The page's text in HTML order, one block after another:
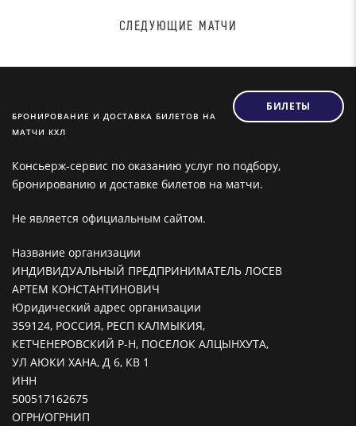
СЛЕДУЮЩИЕ МАТЧИ
БРОНИРОВАНИЕ И ДОСТАВКА БИЛЕТОВ НА
МАТЧИ КХЛ
БИЛЕТЫ
Консьерж-сервис по оказанию услуг по подбору,
бронированию и доставке билетов на матчи.
Не является официальным сайтом.
Название организации
ИНДИВИДУАЛЬНЫЙ ПРЕДПРИНИМАТЕЛЬ ЛОСЕВ
АРТЕМ КОНСТАНТИНОВИЧ
Юридический адрес организации
359124, РОССИЯ, РЕСП КАЛМЫКИЯ,
КЕТЧЕНЕРОВСКИЙ Р-Н, ПОСЕЛОК АЛЦЫНХУТА,
УЛ АЮКИ ХАНА, Д 6, КВ 1
ИНН
500517162675
ОГРН/ОГРНИП